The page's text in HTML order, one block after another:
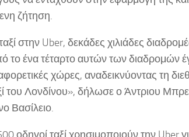
ζήτηση.
στην Uber, δεκάδες χιλιάδες
ένα τέταρτο αυτών των διαδρομών
χώρες, αναδεικνύοντας τη
του Λονδίνου», δήλωσε ο Άντριου
Βασίλειο.